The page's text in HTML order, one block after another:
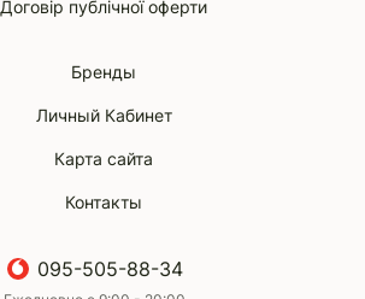
Договір публічної оферти
Бренды
Личный Кабинет
Карта сайта
Контакты
095-505-88-34